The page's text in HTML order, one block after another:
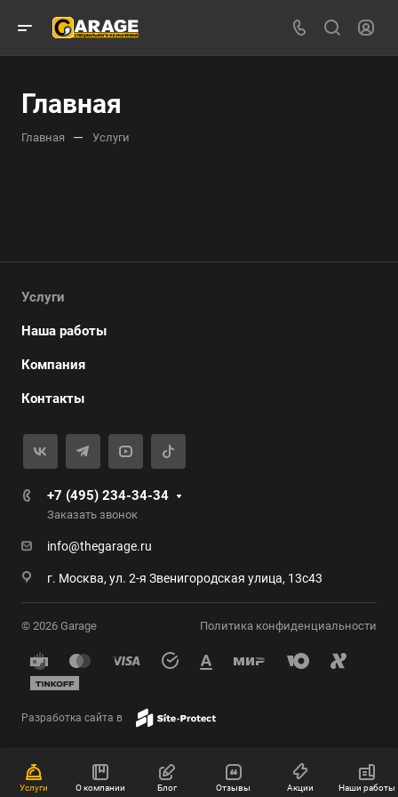
Главная
Главная — Услуги
Услуги
Наша работы
Компания
Контакты
+7 (495) 234-34-34
Заказать звонок
info@thegarage.ru
г. Москва, ул. 2-я Звенигородская улица, 13с43
© 2026 Garage Политика конфиденциальности
Разработка сайта в
Услуги О компании Блог Отзывы Акции Наши работы